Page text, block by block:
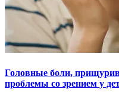
Головные боли,
проблемы со зрением у